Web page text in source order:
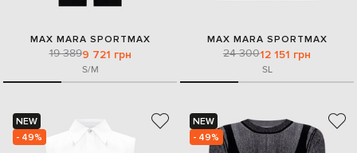
MAX MARA SPORTMAX
19 3899 721 грн
S/M
MAX MARA SPORTMAX
24 30012 151 грн
SL
NEW
- 49%
NEW
- 49%